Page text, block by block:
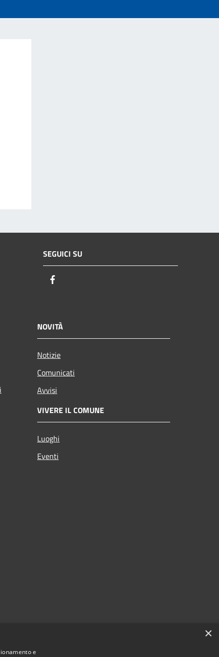
SEGUICI SU
NOVITÀ
Notizie
Comunicati
Avvisi
VIVERE IL COMUNE
Luoghi
Eventi
×
e